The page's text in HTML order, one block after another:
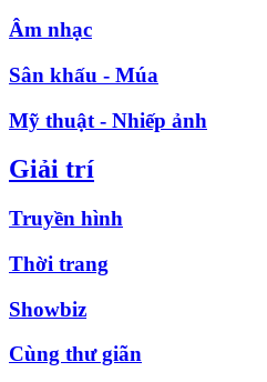
Âm nhạc
Sân khấu - Múa
Mỹ thuật - Nhiếp ảnh
Giải trí
Truyền hình
Thời trang
Showbiz
Cùng thư giãn